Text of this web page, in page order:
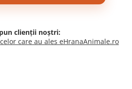
clienții noștri:
care au ales eHranaAnimale.ro